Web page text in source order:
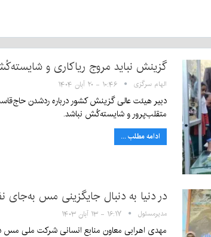
گزینش نباید مروج ریاکاری و
الهام سرگزی ۱۰:۴۶ - ۲۰ آبان ۱۴۰۴
دبیر هیئت عالی گزینش کشور درباره ردشدن
متقلب‌پرور و شایسته‌کُش نباشد.
ادامه مطلب ...
در دنیا به دنبال جایگزینی مس به‌جای
مدیرمسئول ۱۶:۱۷ - ۱۳ آبان ۱۴۰۳
مهدی اهرابی معاون منابع انسانی شرکت ملی مس